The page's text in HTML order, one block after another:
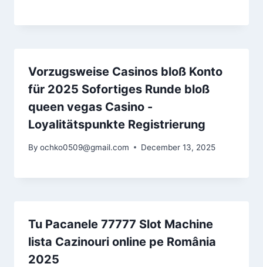
Vorzugsweise Casinos bloß Konto
für 2025 Sofortiges Runde bloß
queen vegas Casino -
Loyalitätspunkte Registrierung
By ochko0509@gmail.com December 13, 2025
Tu Pacanele 77777 Slot Machine
lista Cazinouri online pe România
2025